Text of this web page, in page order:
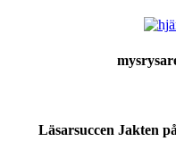
Läsarsuccen Jakten